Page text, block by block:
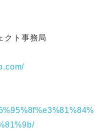
クト事務局